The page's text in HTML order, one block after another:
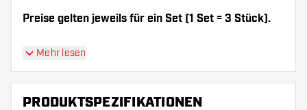
Preise gelten jeweils für ein Set (1 Set = 3 Stück).
Dartshopper Tipp!
Mehr lesen
PRODUKTSPEZIFIKATIONEN